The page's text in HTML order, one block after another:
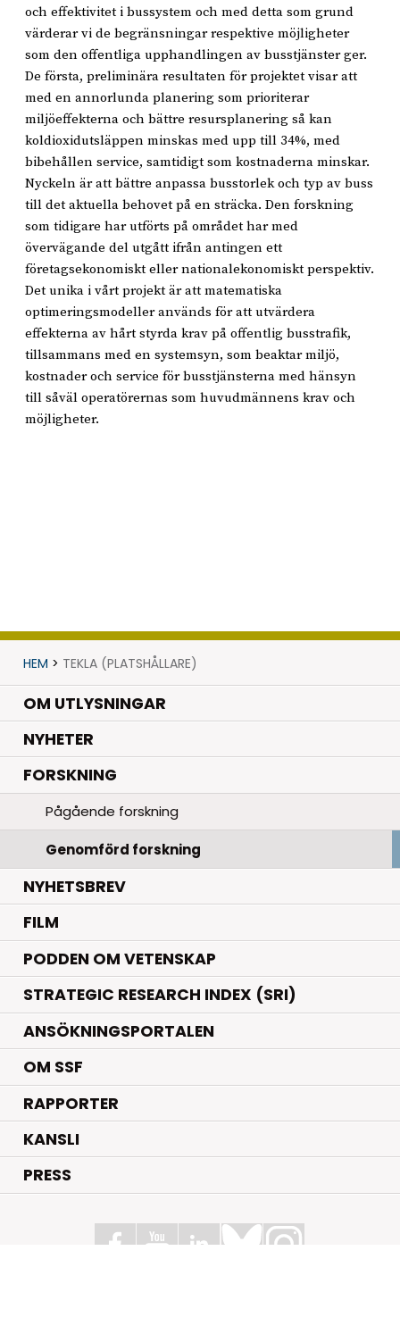
och effektivitet i bussystem och med detta som grund
värderar vi de begränsningar respektive möjligheter
som den offentliga upphandlingen av busstjänster ger.
De första, preliminära resultaten för projektet visar att
med en annorlunda planering som prioriterar
miljöeffekterna och bättre resursplanering så kan
koldioxidutsläppen minskas med upp till 34%, med
bibehållen service, samtidigt som kostnaderna minskar.
Nyckeln är att bättre anpassa busstorlek och typ av buss
till det aktuella behovet på en sträcka. Den forskning
som tidigare har utförts på området har med
övervägande del utgått ifrån antingen ett
företagsekonomiskt eller nationalekonomiskt perspektiv.
Det unika i vårt projekt är att matematiska
optimeringsmodeller används för att utvärdera
effekterna av hårt styrda krav på offentlig busstrafik,
tillsammans med en systemsyn, som beaktar miljö,
kostnader och service för busstjänsterna med hänsyn
till såväl operatörernas som huvudmännens krav och
möjligheter.
HEM > TEKLA (PLATSHÅLLARE)
OM UTLYSNINGAR
NYHETER.
FORSKNING.
Pågående forskning
Genomförd forskning
NYHETSBREV
FILM
PODDEN OM VETENSKAP
STRATEGIC RESEARCH INDEX (SRI)
ANSÖKNINGSPORTALEN
OM SSF
RAPPORTER
KANSLI
PRESS